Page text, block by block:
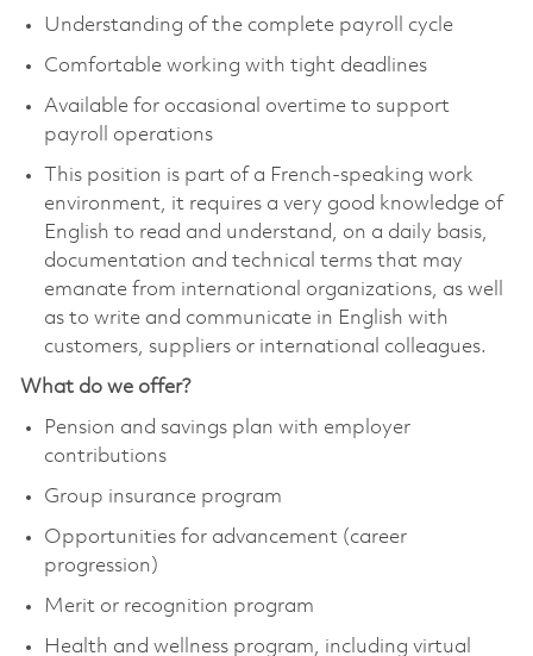
Understanding of the complete payroll cycle
Comfortable working with tight deadlines
Available for occasional overtime to support
payroll operations
This position is part of a French-speaking work
environment, it requires a very good knowledge of
English to read and understand, on a daily basis,
documentation and technical terms that may
emanate from international organizations, as well
as to write and communicate in English with
customers, suppliers or international colleagues.
What do we offer?
Pension and savings plan with employer
contributions
Group insurance program
Opportunities for advancement (career
progression)
Merit or recognition program
Health and wellness program, including virtual